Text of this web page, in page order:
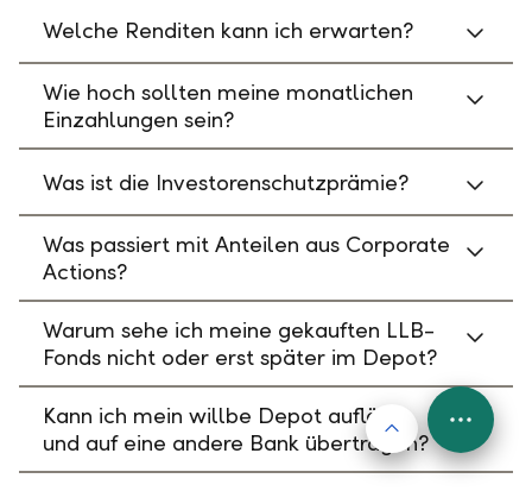
Welche Renditen kann ich erwarten?
Wie hoch sollten meine monatlichen
Einzahlungen sein?
Was ist die Investorenschutzprämie?
Was passiert mit Anteilen aus Corporate
Actions?
Warum sehe ich meine gekauften LLB-
Fonds nicht oder erst später im Depot?
Kann ich mein willbe Depot auflösen
und auf eine andere Bank übertragen?
Nach oben
FAB
Menu